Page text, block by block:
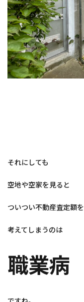
それにしても
空地や空家を見ると
ついつい不動産査定額を
考えてしまうのは
職業病